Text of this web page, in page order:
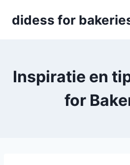
didess for
Inspiratie en
for